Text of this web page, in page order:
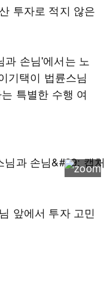
투자로 적지 않은
손님'에서는 노
기택이 법륜스님
특별한 수행 여
앞에서 투자 고민